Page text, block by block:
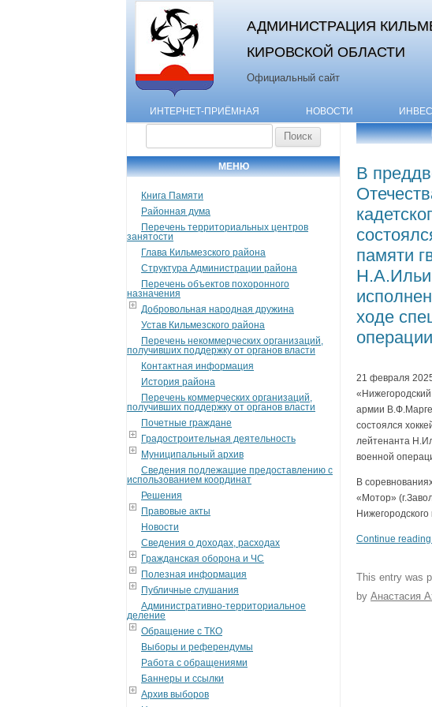
АДМИНИСТРАЦИЯ
КИРОВСКОЙ ОБЛАСТИ
Официальный сайт
ИНТЕРНЕТ-ПРИЁМНАЯ НОВОСТИ
МЕНЮ
Книга Памяти
Районная дума
Перечень территориальных центров
занятости
Глава Кильмезского района
Структура Администрации района
Перечень объектов похоронного
назначения
Добровольная народная дружина
Устав Кильмезского района
Перечень некоммерческих организаций,
получивших поддержку от органов власти
Контактная информация
История района
Перечень коммерческих организаций,
получивших поддержку от органов власти
Почетные граждане
Градостроительная деятельность
Муниципальный архив
Сведения подлежащие предоставлению с
использованием координат
Решения
Правовые акты
Новости
Сведения о доходах, расходах
Гражданская оборона и ЧС
Полезная информация
Публичные слушания
Административно-территориальное
деление
Обращение с ТКО
Выборы и референдумы
Работа с обращениями
Баннеры и ссылки
Архив выборов
В
памяти
ходе
21 февраля
армии
состоялся
лейтенанта
военной
В
«Мотор»
Continue reading
This entry was
by Анастасия